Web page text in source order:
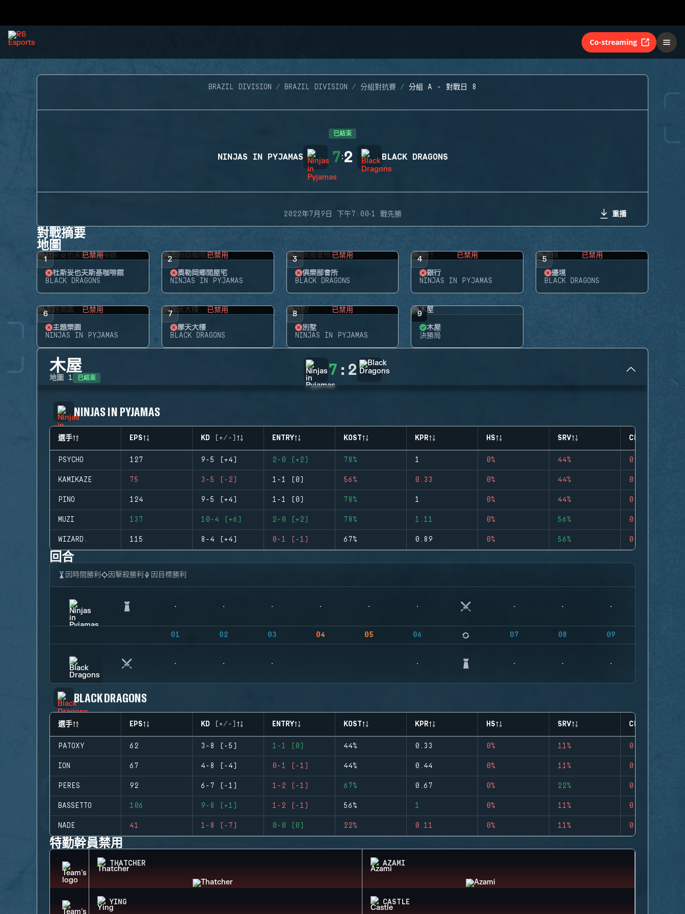
Co-streaming
BRAZIL DIVISION BRAZIL DIVISION 分組對抗賽 分組 A - 對戰日 8
已結束
NINJAS IN PYJAMAS 7:2 BLACK DRAGONS
2022年7月9日 下午7:00·1 戰先勝 重播
對戰摘要
地圖
1 已禁用
杜斯妥也夫斯基咖啡館
BLACK DRAGONS
2 已禁用
奧勒岡鄉間屋宅
NINJAS IN PYJAMAS
3 已禁用
俱樂部會所
BLACK DRAGONS
4 已禁用
銀行
NINJAS IN PYJAMAS
5 已禁用
邊境
BLACK DRAGONS
6 已禁用
主題樂園
NINJAS IN PYJAMAS
7 已禁用
摩天大樓
BLACK DRAGONS
8 已禁用
別墅
NINJAS IN PYJAMAS
9
木屋
決勝局
木屋
地圖 1 已結束 7 : 2
NINJAS IN PYJAMAS
選手 EPS KD (+/-) ENTRY KOST KPR HS SRV CLUTCHES
PSYCHO 127 9-5 (+4) 2-0 (+2) 78% 1 0% 44% 0
KAMIKAZE 75 3-5 (-2) 1-1 (0) 56% 0.33 0% 44% 0
PINO 124 9-5 (+4) 1-1 (0) 78% 1 0% 44% 0
MUZI 137 10-4 (+6) 2-0 (+2) 78% 1.11 0% 56% 0
WIZARD. 115 8-4 (+4) 0-1 (-1) 67% 0.89 0% 56% 0
回合
因時間勝利 因擊殺勝利 因目標勝利
01 02 03 04 05 06 07 08 09
BLACK DRAGONS
選手 EPS KD (+/-) ENTRY KOST KPR HS SRV CLUTCHES
PATOXY 62 3-8 (-5) 1-1 (0) 44% 0.33 0% 11% 0
ION 67 4-8 (-4) 0-1 (-1) 44% 0.44 0% 11% 0
PERES 92 6-7 (-1) 1-2 (-1) 67% 0.67 0% 22% 0
BASSETTO 106 9-8 (+1) 1-2 (-1) 56% 1 0% 11% 0
NADE 41 1-8 (-7) 0-0 (0) 22% 0.11 0% 11% 0
特勤幹員禁用
THATCHER AZAMI
YING CASTLE